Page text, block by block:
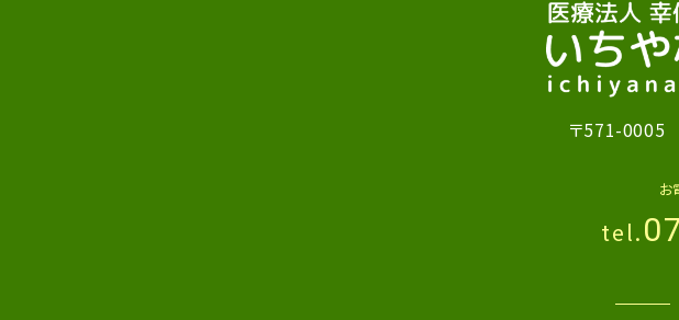
〒571-0005
お
tel.